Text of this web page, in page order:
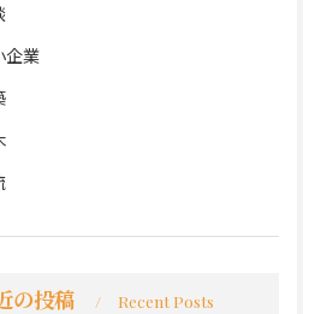
企業
の投稿 Recent Posts